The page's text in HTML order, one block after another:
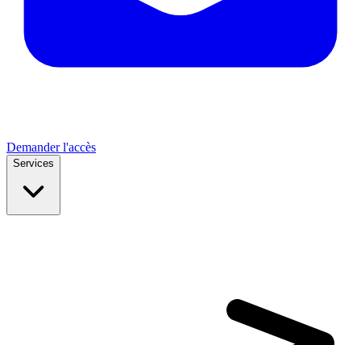
Demander l'accès
Services